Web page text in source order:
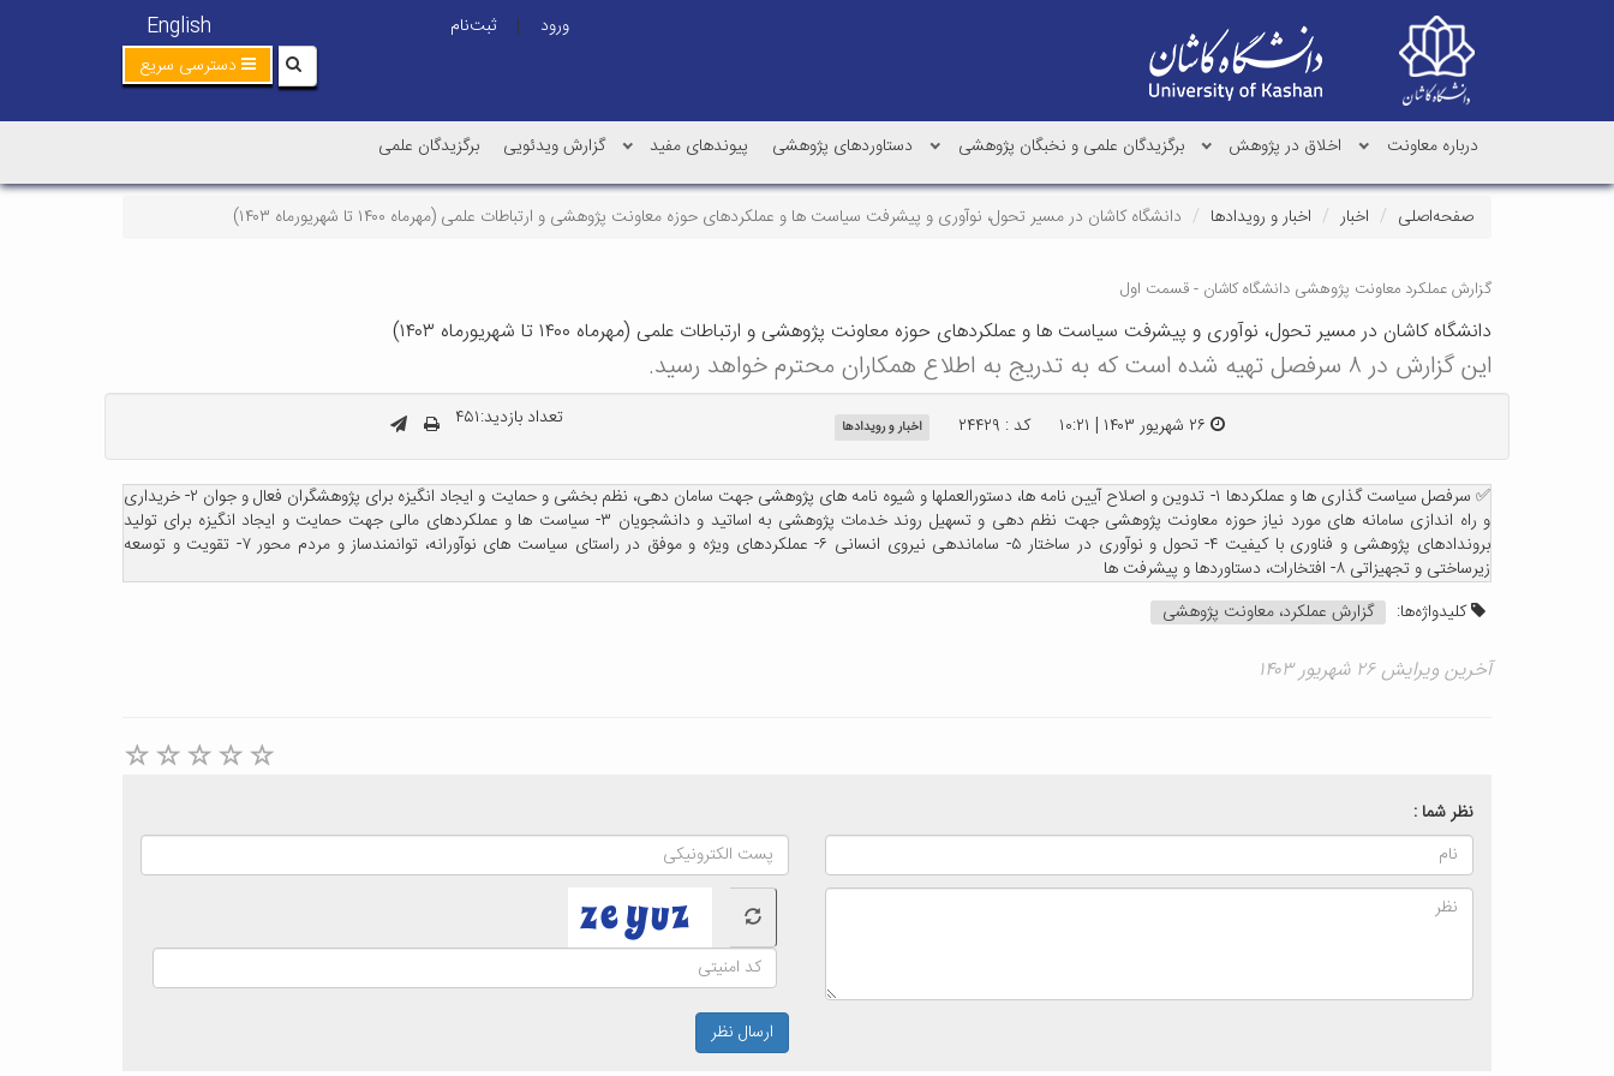
English ورود |
ثبت‌نام
دسترسی سریع
درباره معاونت اخلاق در پژوهش برگزیدگان علمی و نخبگان پژوهشی دستاوردهای پژوهشی پیوندهای مفید گزارش ویدئویی برگزیدگان علمی
صفحه‌اصلی اخبار اخبار و رویدادها دانشگاه کاشان در مسیر تحول، نوآوری و پیشرفت سیاست ها و عملکردهای حوزه معاونت پژوهشی و ارتباطات علمی (مهرماه ۱۴۰۰ تا شهریورماه ۱۴۰۳)
گزارش عملکرد معاونت پژوهشی دانشگاه کاشان - قسمت اول
دانشگاه کاشان در مسیر تحول، نوآوری و پیشرفت سیاست ها و عملکردهای حوزه معاونت پژوهشی و ارتباطات علمی (مهرماه ۱۴۰۰ تا شهریورماه ۱۴۰۳)
این گزارش در ۸ سرفصل تهیه شده است که به تدریج به اطلاع همکاران محترم خواهد رسید.
۲۶ شهریور ۱۴۰۳ | ۱۰:۲۱ کد : ۲۴۴۲۹ اخبار و رویدادها تعداد بازدید:۴۵۱
✅ سرفصل سیاست گذاری ها و عملکردها ۱- تدوین و اصلاح آیین نامه ها، دستورالعملها و شیوه نامه های پژوهشی جهت سامان دهی، نظم بخشی و حمایت و ایجاد انگیزه برای پژوهشگران فعال و جوان ۲- خریداری
و راه اندازی سامانه های مورد نیاز حوزه معاونت پژوهشی جهت نظم دهی و تسهیل روند خدمات پژوهشی به اساتید و دانشجویان ۳- سیاست ها و عملکردهای مالی جهت حمایت و ایجاد انگیزه برای تولید
بروندادهای پژوهشی و فناوری با کیفیت ۴- تحول و نوآوری در ساختار ۵- ساماندهی نیروی انسانی ۶- عملکردهای ویژه و موفق در راستای سیاست های نوآورانه، توانمندساز و مردم محور ۷- تقویت و توسعه
زیرساختی و تجهیزاتی ۸- افتخارات، دستاوردها و پیشرفت ها
کلیدواژه‌ها:
گزارش عملکرد، معاونت پژوهشی
آخرین ویرایش ۲۶ شهریور ۱۴۰۳
نظر شما :
ارسال نظر